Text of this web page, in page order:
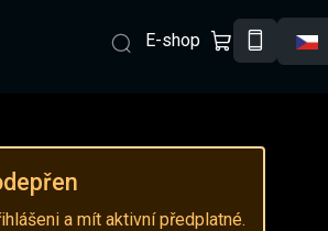
E-shop
a mít aktivní předplatné.